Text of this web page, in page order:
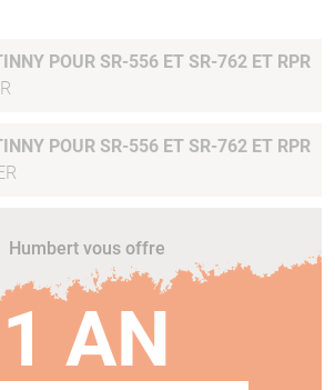
POUR SR-556 ET SR-762 ET RPR
POUR SR-556 ET SR-762 ET RPR
Humbert vous offre
1 AN